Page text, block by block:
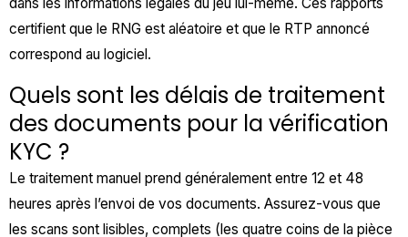
certifient que le RNG est aléatoire et que le RTP annoncé
correspond au logiciel.
Quels sont les délais de traitement
des documents pour la vérification
KYC ?
Le traitement manuel prend généralement entre 12 et 48
heures après l’envoi de vos documents. Assurez-vous que
les scans sont lisibles, complets (les quatre coins de la pièce